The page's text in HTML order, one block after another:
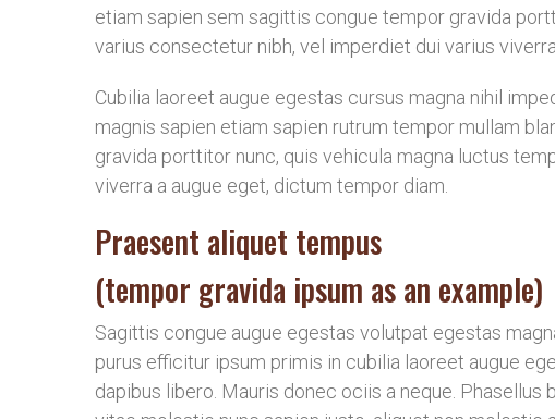
etiam sapien sem sagittis congue tempor gravida
varius consectetur nibh, vel imperdiet dui varius
Cubilia laoreet augue egestas cursus magna nihil
magnis sapien etiam sapien rutrum tempor mullam
gravida porttitor nunc, quis vehicula magna luctus
viverra a augue eget, dictum tempor diam.
Praesent aliquet tempus
(tempor gravida ipsum as an example)
Sagittis congue augue egestas volutpat egestas
purus efficitur ipsum primis in cubilia laoreet augue
dapibus libero. Mauris donec ociis a neque. Phasellus